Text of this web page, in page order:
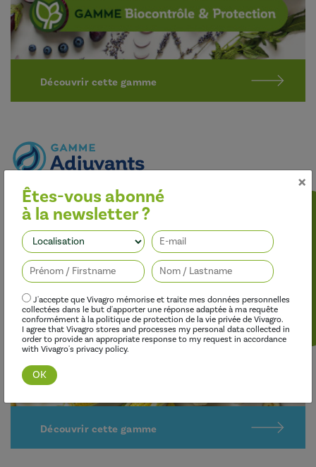
Découvrir cette gamme
Optimiser l’efficacité des traitements
Nos adjuvants permettent d’améliorer l’efficacité des
herbicides, des fongicides, des insecticides et des régulateurs de
croissance, tout en limitant leur impact sur l’environnement.
Découvrir cette gamme
×
Êtes-vous abonné
à la newsletter ?
J'accepte que Vivagro mémorise et traite mes données personnelles
collectées dans le but d'apporter une réponse adaptée à ma requête
conformément à la politique de protection de la vie privée de Vivagro.
I agree that Vivagro stores and processes my personal data collected in
order to provide an appropriate response to my request in accordance
with Vivagro's privacy policy.